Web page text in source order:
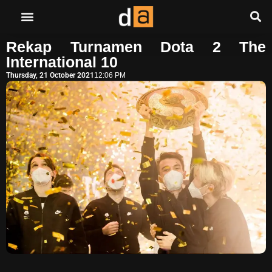
Rekap Turnamen Dota 2 The
International 10
Thursday, 21 October 2021 12:06 PM